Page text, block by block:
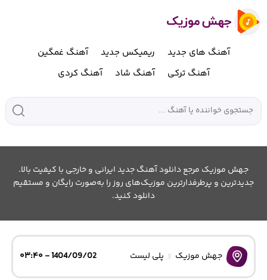
آهنگ های جدید ریمیکس جدید
آهنگ غمگین
آهنگ ترکی
آهنگ شاد آهنگ کردی
جهش موزیک مرجع دانلود آهنگ جدید ایرانی و خارجی با کیفیت بالا.
جدیدترین و پرطرفدارترین موزیک‌های روز را به‌صورت رایگان و مستقیم
دانلود کنید.
جهش موزیک پلی لیست 1404/09/02 - ۰۳:۴۰